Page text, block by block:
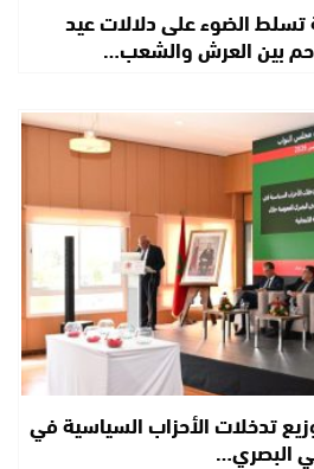
تسلط الضوء على دلالات عيد
بين العرش والشعب…
تدخلات الأحزاب السياسية في
البصري…